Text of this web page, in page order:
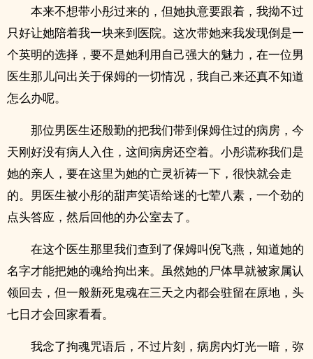
本来不想带小彤过来的，但她执意要跟着，我拗不过
只好让她陪着我一块来到医院。这次带她来我发现倒是一
个英明的选择，要不是她利用自己强大的魅力，在一位男
医生那儿问出关于保姆的一切情况，我自己来还真不知道
怎么办呢。
那位男医生还殷勤的把我们带到保姆住过的病房，今
天刚好没有病人入住，这间病房还空着。小彤谎称我们是
她的亲人，要在这里为她的亡灵祈祷一下，很快就会走
的。男医生被小彤的甜声笑语给迷的七荤八素，一个劲的
点头答应，然后回他的办公室去了。
在这个医生那里我们查到了保姆叫倪飞燕，知道她的
名字才能把她的魂给拘出来。虽然她的尸体早就被家属认
领回去，但一般新死鬼魂在三天之内都会驻留在原地，头
七日才会回家看看。
我念了拘魂咒语后，不过片刻，病房内灯光一暗，弥